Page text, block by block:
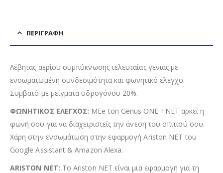
ΠΕΡΙΓΡΑΦΉ
Λέβητας αερίου συμπύκνωσης τελευταίας γενιάς με
ενσωματωμένη συνδεσιμότητα και φωνητικό έλεγχο.
Συμβατό με μείγματα υδρογόνου 20%.
ΦΩΝΗΤΙΚΟΣ ΕΛΕΓΧΟΣ: MEe ton Genus ONE +NET αρκεί η
φωνή σου για να διαχειριστείς την άνεση του σπιτιού σου.
Χάρη στην ενσωμάτωση στην εφαρμογή Ariston NET του
Google Assistant & Amazon Alexa.
ARISTON NET: Το Ariston NET είναι μια εφαρμογή για τη